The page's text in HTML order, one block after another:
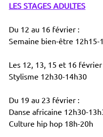
LES STAGES ADULTES
Du 12 au 16 février :
Semaine bien-être 12h15-
Les 12, 13, 15 et 16 février
Stylisme 12h30-14h30
Du 19 au 23 février :
Danse africaine 12h30-
Culture hip hop 18h-20h